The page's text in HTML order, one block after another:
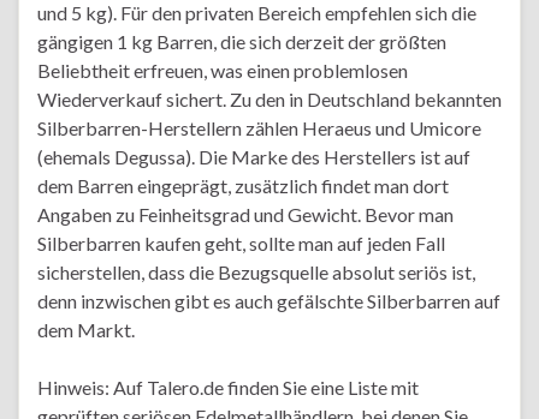
und 5 kg). Für den privaten Bereich empfehlen sich die
gängigen 1 kg Barren, die sich derzeit der größten
Beliebtheit erfreuen, was einen problemlosen
Wiederverkauf sichert. Zu den in Deutschland bekannten
Silberbarren-Herstellern zählen Heraeus und Umicore
(ehemals Degussa). Die Marke des Herstellers ist auf
dem Barren eingeprägt, zusätzlich findet man dort
Angaben zu Feinheitsgrad und Gewicht. Bevor man
Silberbarren kaufen geht, sollte man auf jeden Fall
sicherstellen, dass die Bezugsquelle absolut seriös ist,
denn inzwischen gibt es auch gefälschte Silberbarren auf
dem Markt.
Hinweis: Auf Talero.de finden Sie eine Liste mit